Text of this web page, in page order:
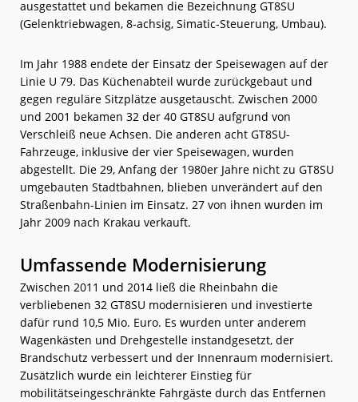
ausgestattet und bekamen die Bezeichnung GT8SU
(Gelenktriebwagen, 8-achsig, Simatic-Steuerung, Umbau).
Im Jahr 1988 endete der Einsatz der Speisewagen auf der
Linie U 79. Das Küchenabteil wurde zurückgebaut und
gegen reguläre Sitzplätze ausgetauscht. Zwischen 2000
und 2001 bekamen 32 der 40 GT8SU aufgrund von
Verschleiß neue Achsen. Die anderen acht GT8SU-
Fahrzeuge, inklusive der vier Speisewagen, wurden
abgestellt. Die 29, Anfang der 1980er Jahre nicht zu GT8SU
umgebauten Stadtbahnen, blieben unverändert auf den
Straßenbahn-Linien im Einsatz. 27 von ihnen wurden im
Jahr 2009 nach Krakau verkauft.
Umfassende Modernisierung
Zwischen 2011 und 2014 ließ die Rheinbahn die
verbliebenen 32 GT8SU modernisieren und investierte
dafür rund 10,5 Mio. Euro. Es wurden unter anderem
Wagenkästen und Drehgestelle instandgesetzt, der
Brandschutz verbessert und der Innenraum modernisiert.
Zusätzlich wurde ein leichterer Einstieg für
mobilitätseingeschränkte Fahrgäste durch das Entfernen